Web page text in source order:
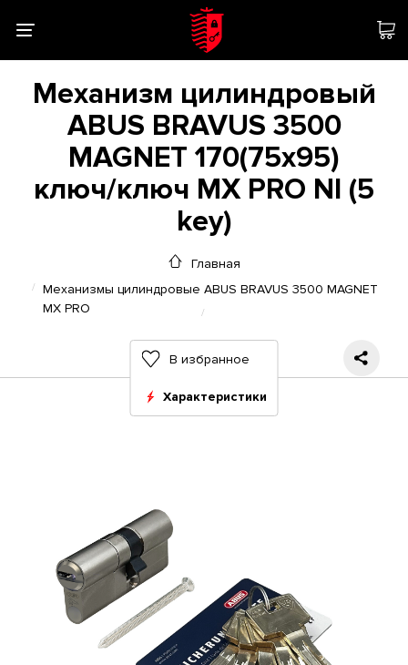
Механизм цилиндровый
ABUS BRAVUS 3500
MAGNET 170(75x95)
ключ/ключ MX PRO NI (5
key)
Главная
Механизмы цилиндровые ABUS BRAVUS 3500 MAGNET
MX PRO
В избранное
Характеристики